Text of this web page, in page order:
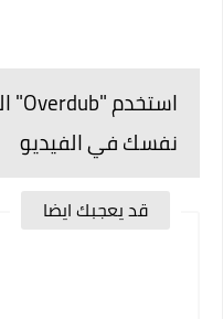
نفسك في الفيديو
قد يعجبك ايضا